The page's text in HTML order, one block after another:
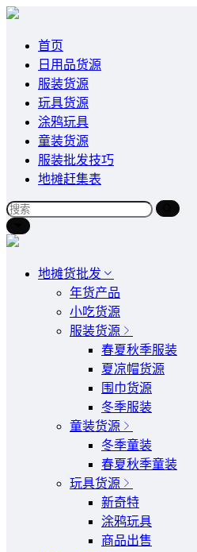
首页
日用品货源
服装货源
玩具货源
涂鸦玩具
童装货源
服装批发技巧
地摊赶集表
地摊货批发
年货产品
小吃货源
服装货源
春夏秋季服装
夏凉帽货源
围巾货源
冬季服装
童装货源
冬季童装
春夏秋季童装
玩具货源
新奇特
涂鸦玩具
商品出售